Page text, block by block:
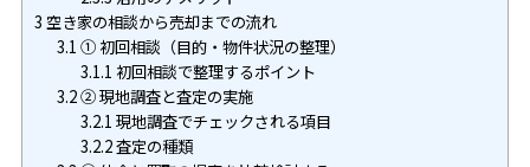
3 空き家の相談から売却までの流れ
3.1 ① 初回相談（目的・物件状況の整理）
3.1.1 初回相談で整理するポイント
3.2② 現地調査と査定の実施
3.2.1 現地調査でチェックされる項目
3.2.2査定の種類